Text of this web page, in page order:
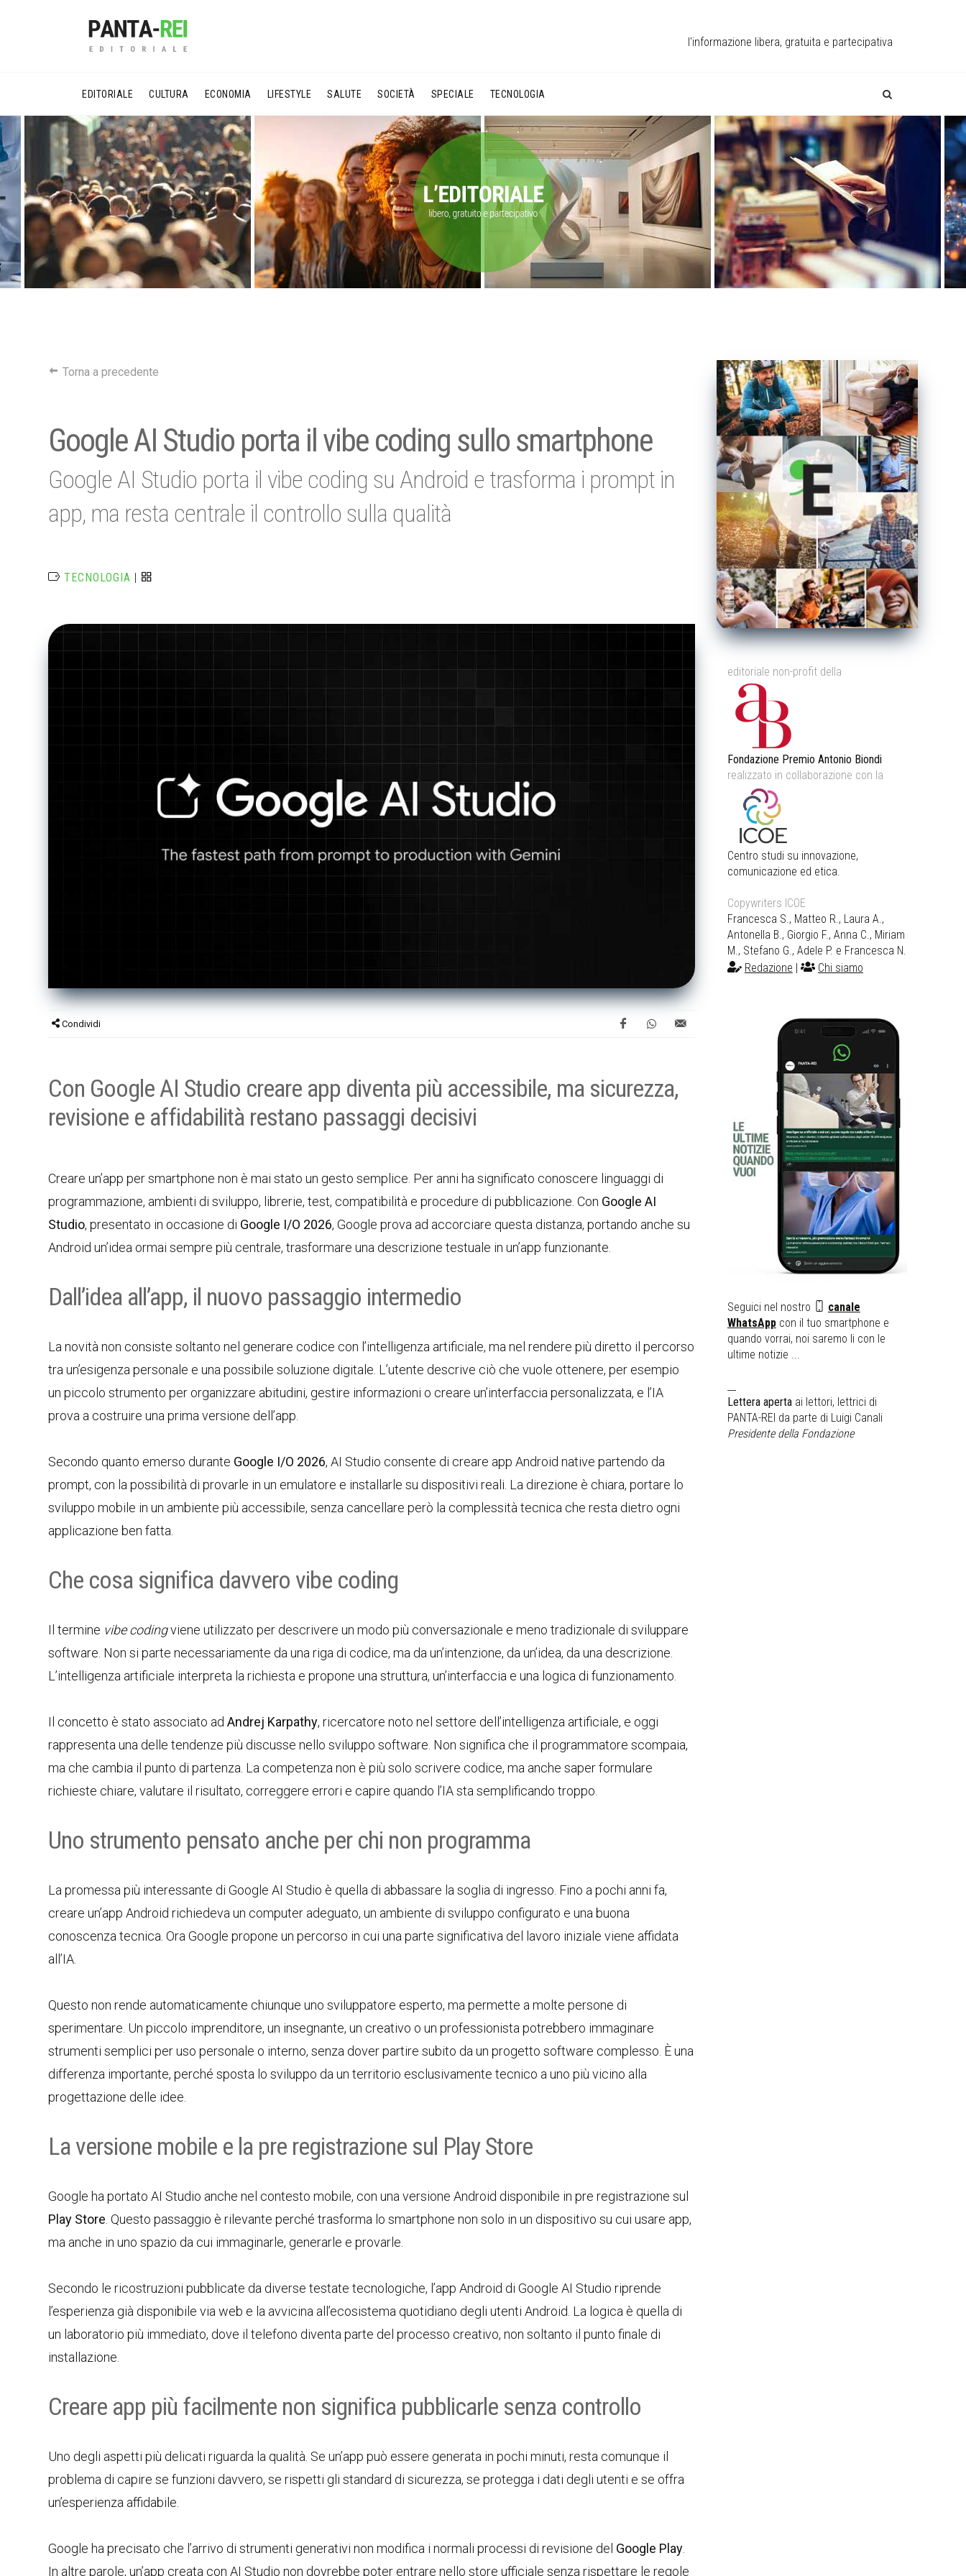
l'informazione libera, gratuita e partecipativa
EDITORIALE CULTURA ECONOMIA LIFESTYLE SALUTE SOCIETÀ SPECIALE TECNOLOGIA
Torna a precedente
Google AI Studio porta il vibe coding sullo smartphone
Google AI Studio porta il vibe coding su Android e trasforma i prompt in
app, ma resta centrale il controllo sulla qualità
TECNOLOGIA |
Condividi
Con Google AI Studio creare app diventa più accessibile, ma sicurezza,
revisione e affidabilità restano passaggi decisivi
Creare un’app per smartphone non è mai stato un gesto semplice. Per anni ha significato conoscere linguaggi di
programmazione, ambienti di sviluppo, librerie, test, compatibilità e procedure di pubblicazione. Con Google AI
Studio, presentato in occasione di Google I/O 2026, Google prova ad accorciare questa distanza, portando anche su
Android un’idea ormai sempre più centrale, trasformare una descrizione testuale in un’app funzionante.
Dall’idea all’app, il nuovo passaggio intermedio
La novità non consiste soltanto nel generare codice con l’intelligenza artificiale, ma nel rendere più diretto il percorso
tra un’esigenza personale e una possibile soluzione digitale. L’utente descrive ciò che vuole ottenere, per esempio
un piccolo strumento per organizzare abitudini, gestire informazioni o creare un’interfaccia personalizzata, e l’IA
prova a costruire una prima versione dell’app.
Secondo quanto emerso durante Google I/O 2026, AI Studio consente di creare app Android native partendo da
prompt, con la possibilità di provarle in un emulatore e installarle su dispositivi reali. La direzione è chiara, portare lo
sviluppo mobile in un ambiente più accessibile, senza cancellare però la complessità tecnica che resta dietro ogni
applicazione ben fatta.
Che cosa significa davvero vibe coding
Il termine vibe codingviene utilizzato per descrivere un modo più conversazionale e meno tradizionale di sviluppare
software. Non si parte necessariamente da una riga di codice, ma da un’intenzione, da un’idea, da una descrizione.
L’intelligenza artificiale interpreta la richiesta e propone una struttura, un’interfaccia e una logica di funzionamento.
Il concetto è stato associato adAndrej Karpathy, ricercatore noto nel settore dell’intelligenza artificiale, e oggi
rappresenta una delle tendenze più discusse nello sviluppo software. Non significa che il programmatore scompaia,
ma che cambia il punto di partenza. La competenza non è più solo scrivere codice, ma anche saper formulare
richieste chiare, valutare il risultato, correggere errori e capire quando l’IA sta semplificando troppo.
Uno strumento pensato anche per chi non programma
La promessa più interessante di Google AI Studio è quella di abbassare la soglia di ingresso. Fino a pochi anni fa,
creare un’app Android richiedeva un computer adeguato, un ambiente di sviluppo configurato e una buona
conoscenza tecnica. Ora Google propone un percorso in cui una parte significativa del lavoro iniziale viene affidata
all’IA.
Questo non rende automaticamente chiunque uno sviluppatore esperto, ma permette a molte persone di
sperimentare. Un piccolo imprenditore, un insegnante, un creativo o un professionista potrebbero immaginare
strumenti semplici per uso personale o interno, senza dover partire subito da un progetto software complesso. È una
differenza importante, perché sposta lo sviluppo da un territorio esclusivamente tecnico a uno più vicino alla
progettazione delle idee.
La versione mobile e la pre registrazione sul Play Store
Google ha portato AI Studio anche nel contesto mobile, con una versione Android disponibile in pre registrazione sul
Play Store . Questo passaggio è rilevante perché trasforma lo smartphone non solo in un dispositivo su cui usare app,
ma anche in uno spazio da cui immaginarle, generarle e provarle.
Secondo le ricostruzioni pubblicate da diverse testate tecnologiche, l’app Android di Google AI Studio riprende
l’esperienza già disponibile via web e la avvicina all’ecosistema quotidiano degli utenti Android. La logica è quella di
un laboratorio più immediato, dove il telefono diventa parte del processo creativo, non soltanto il punto finale di
installazione.
Creare app più facilmente non significa pubblicarle senza controllo
Uno degli aspetti più delicati riguarda la qualità. Se un’app può essere generata in pochi minuti, resta comunque il
problema di capire se funzioni davvero, se rispetti gli standard di sicurezza, se protegga i dati degli utenti e se offra
un’esperienza affidabile.
Google ha precisato che l’arrivo di strumenti generativi non modifica i normali processi di revisione del Google Play
In altre parole, un’app creata con AI Studio non dovrebbe poter entrare nello store ufficiale senza rispettare le regole
editoriale non-profit della
Fondazione Premio Antonio Biondi
realizzato in collaborazione con la
Centro studi su innovazione,
comunicazione ed etica.
Copywriters ICOE
Francesca S., Matteo R., Laura A.,
Antonella B., Giorgio F., Anna C., Miriam
M., Stefano G., Adele P. e Francesca N.
Redazione
Chi siamo
Seguici nel nostro
canale
WhatsAppcon il tuo smartphone e
quando vorrai, noi saremo li con le
ultime notizie ...
Lettera apertaai lettori, lettrici di
PANTA-REI da parte di Luigi Canali
Presidente della Fondazione